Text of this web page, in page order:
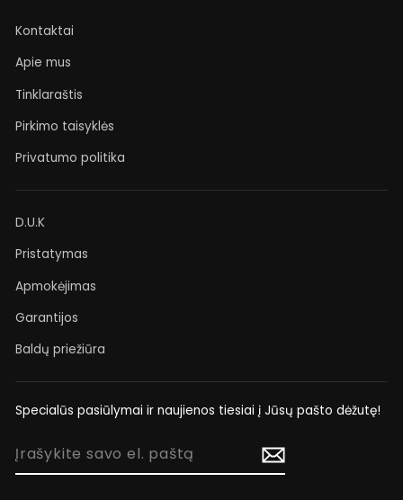
Kontaktai
Apie mus
Tinklaraštis
Pirkimo taisyklės
Privatumo politika
D.U.K
Pristatymas
Apmokėjimas
Garantijos
Baldų priežiūra
Specialūs pasiūlymai ir naujienos tiesiai į Jūsų pašto dėžutę!
ĮRAŠYKITE